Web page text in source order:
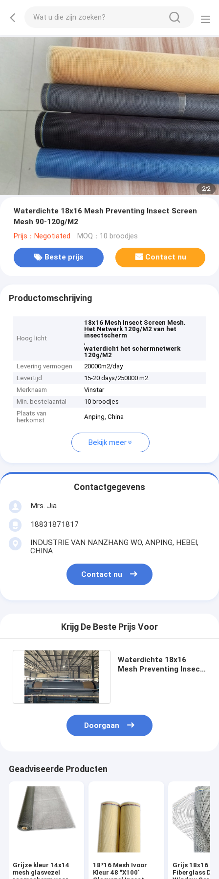
2/2
Waterdichte 18x16 Mesh Preventing Insect Screen
Mesh 90-120g/M2
Prijs：Negotiated MOQ：10 broodjes
Beste prijs Contact nu
Productomschrijving
Hoog licht
18x16 Mesh Insect Screen Mesh,
Het Netwerk 120g/M2 van het
insectscherm
,
waterdicht het schermnetwerk
120g/M2
Levering vermogen
20000m2/day
Levertijd
15-20 days/250000 m2
Merknaam
Vinstar
Min. bestelaantal
10 broodjes
Plaats van
herkomst
Anping, China
Bekijk meer
Contactgegevens
Mrs. Jia
18831871817
INDUSTRIE VAN NANZHANG WO, ANPING, HEBEI,
CHINA
Contact nu
Krijg De Beste Prijs Voor
Waterdichte 18x16
Mesh Preventing Insect
Doorgaan
Geadviseerde Producten
Grijze kleur 14x14
mesh glasvezel
18*16 Mesh Ivoor
Kleur 48 "X100'
Grijs 18x16
Fiberglass